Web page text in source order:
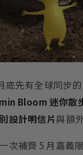
底先有全球同步
Bloom 迷你散
設計明信片與額
次補齊 5 月嘉